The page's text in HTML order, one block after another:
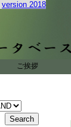
version 2018
ご挨拶